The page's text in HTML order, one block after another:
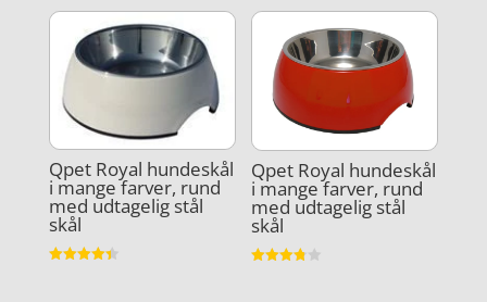
Qpet Royal hundeskål
i mange farver, rund
med udtagelig stål
skål
Qpet Royal hundeskål
i mange farver, rund
med udtagelig stål
skål